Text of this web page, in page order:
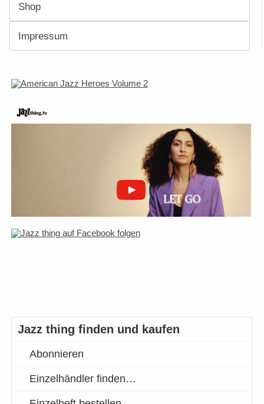
Shop
Impressum
Jazz thing finden und kaufen
Abonnieren
Einzelhändler finden…